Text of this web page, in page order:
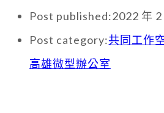
Post published:2022 年 2
Post category:共同工作
高雄微型辦公室